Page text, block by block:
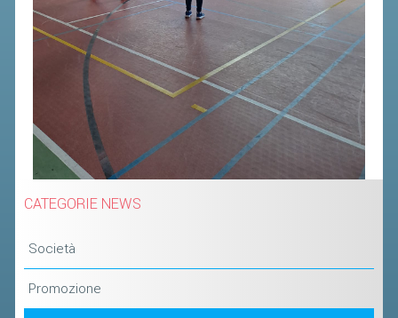
CATEGORIE NEWS
Società
Promozione